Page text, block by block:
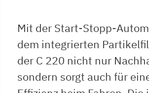
Mit der Start-Stopp-
dem integrierten
der C 220 nicht nur
sondern sorgt auch für